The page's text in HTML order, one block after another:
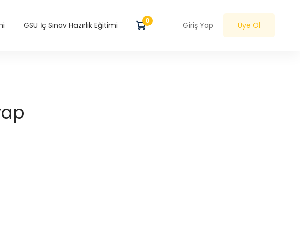
GSÜ İç Sınav Hazırlık Eğitimi Giriş Yap Üye Ol